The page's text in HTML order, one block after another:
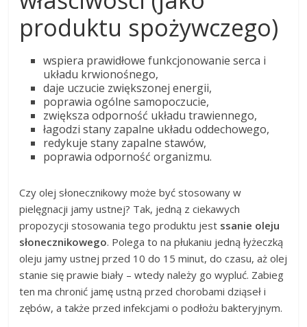
produktu spożywczego)
wspiera prawidłowe funkcjonowanie serca i
układu krwionośnego,
daje uczucie zwiększonej energii,
poprawia ogólne samopoczucie,
zwiększa odporność układu trawiennego,
łagodzi stany zapalne układu oddechowego,
redykuje stany zapalne stawów,
poprawia odporność organizmu.
Czy olej słonecznikowy może być stosowany w
pielęgnacji jamy ustnej? Tak, jedną z ciekawych
propozycji stosowania tego produktu jest ssanie oleju
słonecznikowego. Polega to na płukaniu jedną łyżeczką
oleju jamy ustnej przed 10 do 15 minut, do czasu, aż olej
stanie się prawie biały – wtedy należy go wypluć. Zabieg
ten ma chronić jamę ustną przed chorobami dziąseł i
zębów, a także przed infekcjami o podłożu bakteryjnym.